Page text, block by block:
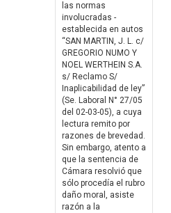
las normas
involucradas -
establecida en autos
“SAN MARTIN, J. L. c/
GREGORIO NUMO Y
NOEL WERTHEIN S.A.
s/ Reclamo S/
Inaplicabilidad de ley”
(Se. Laboral N° 27/05
del 02-03-05), a cuya
lectura remito por
razones de brevedad.
Sin embargo, atento a
que la sentencia de
Cámara resolvió que
sólo procedía el rubro
daño moral, asiste
razón a la